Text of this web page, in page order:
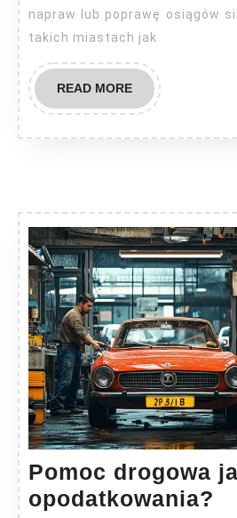
napraw lub poprawę osiągów
takich miastach jak
READ MOREREAD
MORE
Pomoc drogowa
opodatkowania?